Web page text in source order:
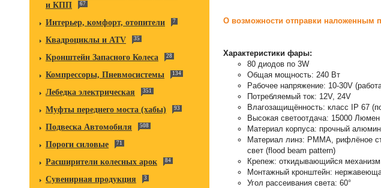
и КПП
67
Интерьер, комфорт, отопители 7
Квадроциклы и ATV 35
Кронштейн Запасного Колеса 28
Компрессоры, Пневмосистемы 134
Лебедка электрическая 351
Муфты переднего моста (хабы) 93
Подвеска Автомобиля 508
Пороги силовые 71
Расширители колесных арок 84
Сувенирная продукция 3
О возможности отправки наложенным
Характеристики фары:
80 диодов по 3W
Общая мощность: 240 Вт
Рабочее напряжение: 10-30V
Потребляемый ток: 12V, 24V
Влагозащищённость: класс IP 67
Высокая светоотдача: 15000 Люмен
Материал корпуса: прочный
Материал линз: PMMA, рифлёное
свет (flood beam pattern)
Крепеж: откидывающийся механизм
Монтажный кронштейн:
Угол рассеивания света: 60°